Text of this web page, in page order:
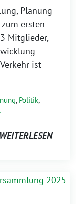
Planung
ersten
Mitglieder,
ist
, Politik,
WEITERLESEN